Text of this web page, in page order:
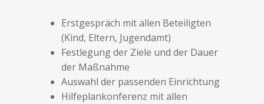
Erstgespräch mit allen Beteiligten
(Kind, Eltern, Jugendamt)
Festlegung der Ziele und der Dauer
der Maßnahme
Auswahl der passenden Einrichtung
Hilfeplankonferenz mit allen